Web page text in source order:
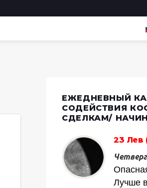
ЕЖЕДНЕВНЫЙ
СОДЕЙСТВИЯ
СДЕЛКАМ/
23 Лев
Четверг
Лучше